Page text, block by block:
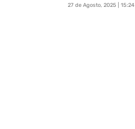
27 de Agosto, 2025 | 15:24